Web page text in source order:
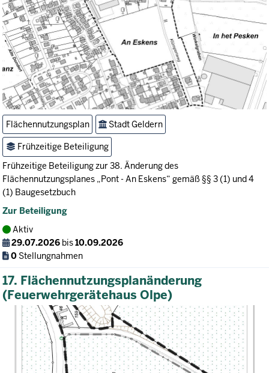
Flächennutzungsplan Stadt Geldern
Frühzeitige Beteiligung
Frühzeitige Beteiligung zur 38. Änderung des
Flächennutzungsplanes „Pont - An Eskens“ gemäß §§ 3 (1) und 4
(1) Baugesetzbuch
Zur Beteiligung
Aktiv
29.07.2026 bis10.09.2026
0 Stellungnahmen
17. Flächennutzungsplanänderung
(Feuerwehrgerätehaus Olpe)